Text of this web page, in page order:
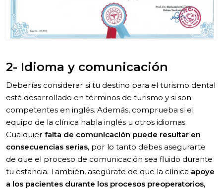
2- Idioma y comunicación
Deberías considerar si tu destino para el turismo dental
está desarrollado en términos de turismo y si son
competentes en inglés. Además, comprueba si el
equipo de la clínica habla inglés u otros idiomas.
Cualquier falta de comunicación puede resultar en
consecuencias serias, por lo tanto debes asegurarte
de que el proceso de comunicación sea fluido durante
tu estancia. También, asegúrate de que la clínica apoye
a los pacientes durante los procesos preoperatorios,